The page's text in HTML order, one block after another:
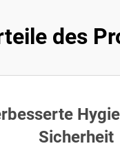
des
Sicherheit